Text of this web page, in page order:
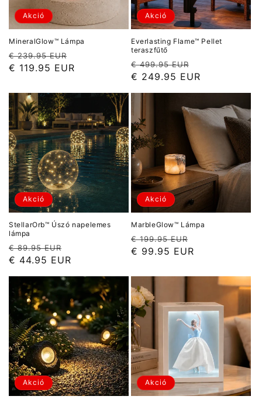
Akció
MineralGlow™ Lámpa
Normál
ár
€ 239.95 EUR
ár
€ 119.95 EUR
Akció
Everlasting Flame™ Pellet
teraszfűtő
Normál
ár
€ 499.95 EUR
ár
€ 249.95 EUR
Akció
StellarOrb™ Úszó napelemes
lámpa
Normál
ár
€ 89.95 EUR
ár
€ 44.95 EUR
Akció
MarbleGlow™ Lámpa
Normál
ár
€ 199.95 EUR
ár
€ 99.95 EUR
Akció Akció